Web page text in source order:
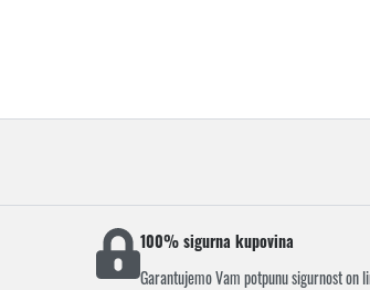
100% sigurna kupovina
Garantujemo Vam potpunu sigurnost on